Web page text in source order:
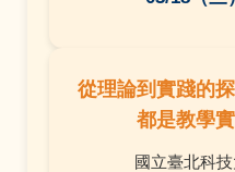
從理論到實踐的
都是教學
國立臺北科